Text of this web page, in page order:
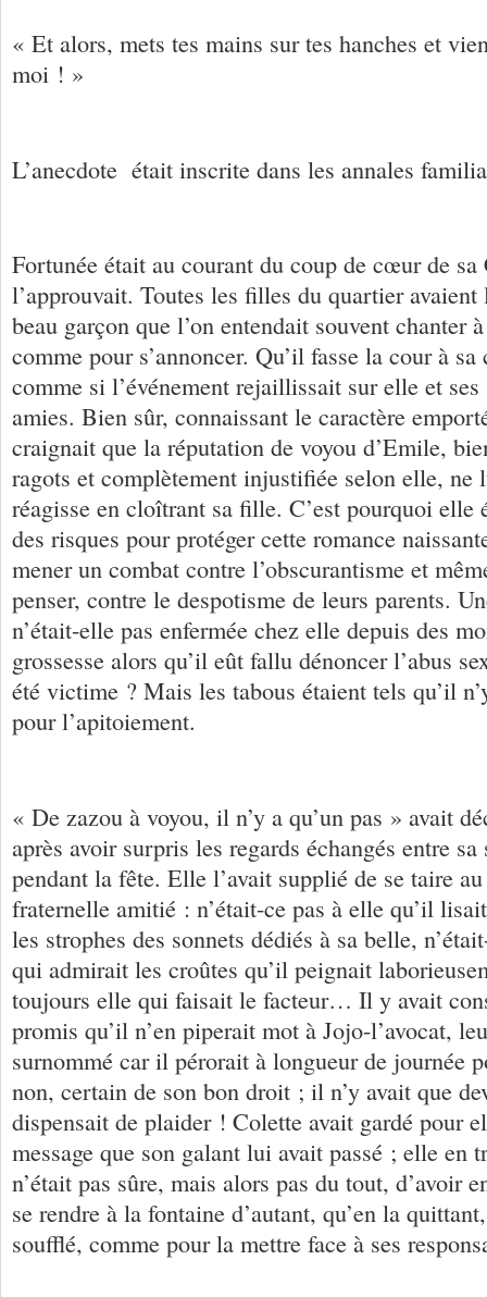
« Et alors, mets tes mains sur tes hanches et
moi ! »
L’anecdote était inscrite dans les annales
Fortunée était au courant du coup de cœur de
l’approuvait. Toutes les filles du quartier
beau garçon que l’on entendait souvent chanter
comme pour s’annoncer. Qu’il fasse la cour à sa
comme si l’événement rejaillissait sur elle et
amies. Bien sûr, connaissant le caractère
craignait que la réputation de voyou d’Emile,
ragots et complètement injustifiée selon elle, ne
réagisse en cloîtrant sa fille. C’est pourquoi elle
des risques pour protéger cette romance
mener un combat contre l’obscurantisme et
penser, contre le despotisme de leurs parents.
n’était-elle pas enfermée chez elle depuis des
grossesse alors qu’il eût fallu dénoncer l’abus
été victime ? Mais les tabous étaient tels qu’il
pour l’apitoiement.
« De zazou à voyou, il n’y a qu’un pas » avait
après avoir surpris les regards échangés entre
pendant la fête. Elle l’avait supplié de se taire
fraternelle amitié : n’était-ce pas à elle qu’il
les strophes des sonnets dédiés à sa belle,
qui admirait les croûtes qu’il peignait
toujours elle qui faisait le facteur… Il y avait
promis qu’il n’en piperait mot à Jojo-l’avocat,
surnommé car il pérorait à longueur de journée
non, certain de son bon droit ; il n’y avait que
dispensait de plaider ! Colette avait gardé pour
message que son galant lui avait passé ; elle en
n’était pas sûre, mais alors pas du tout, d’avoir
se rendre à la fontaine d’autant, qu’en la
soufflé, comme pour la mettre face à ses